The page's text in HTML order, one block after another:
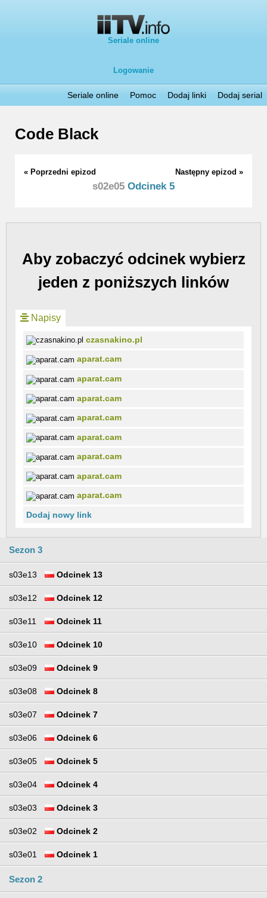
Seriale online
Logowanie
Seriale online Pomoc Dodaj linki Dodaj serial
Code Black
« Poprzedni epizod Następny epizod »
s02e05 Odcinek 5
Aby zobaczyć odcinek wybierz
jeden z poniższych linków
Napisy
czasnakino.pl
aparat.cam
aparat.cam
aparat.cam
aparat.cam
aparat.cam
aparat.cam
aparat.cam
aparat.cam
Dodaj nowy link
Sezon 3
s03e13 Odcinek 13
s03e12 Odcinek 12
s03e11 Odcinek 11
s03e10 Odcinek 10
s03e09 Odcinek 9
s03e08 Odcinek 8
s03e07 Odcinek 7
s03e06 Odcinek 6
s03e05 Odcinek 5
s03e04 Odcinek 4
s03e03 Odcinek 3
s03e02 Odcinek 2
s03e01 Odcinek 1
Sezon 2